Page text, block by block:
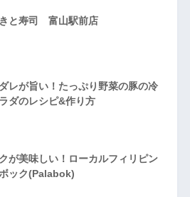
と寿司 富山駅前店
レが旨い！たっぷり野菜の豚の冷
ダのレシピ&作り方
が美味しい！ローカルフィリピン
ック(Palabok)